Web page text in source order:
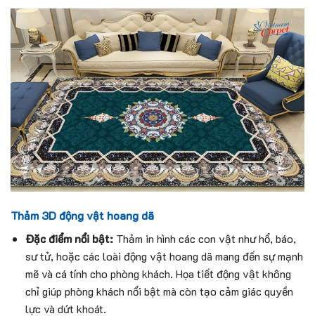
Thảm 3D động vật hoang dã
Đặc điểm nổi bật:Thảm in hình các con vật như hổ, báo,
sư tử, hoặc các loài động vật hoang dã mang đến sự mạnh
mẽ và cá tính cho phòng khách. Họa tiết động vật không
chỉ giúp phòng khách nổi bật mà còn tạo cảm giác quyền
lực và dứt khoát.